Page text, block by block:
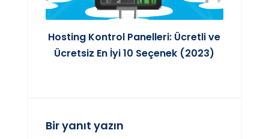
Hosting Kontrol Panelleri: Ücretli ve
Ücretsiz En İyi 10 Seçenek (2023)
Bir yanıt yazın